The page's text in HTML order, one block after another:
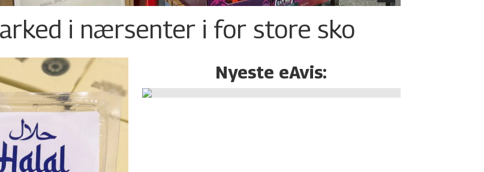
i nærsenter i for store sko
Nyeste eAvis: